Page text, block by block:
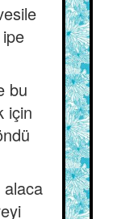
bu
için
alaca